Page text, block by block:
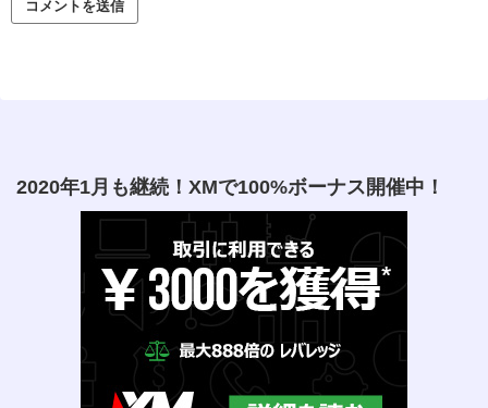
2020年1月も継続！XMで100%ボーナス開催中！